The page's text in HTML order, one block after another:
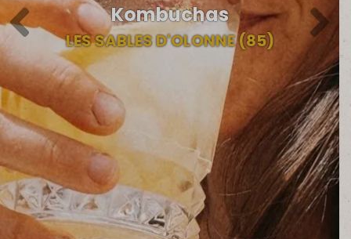
Kombuchas
LES SABLES D'OLONNE (85)